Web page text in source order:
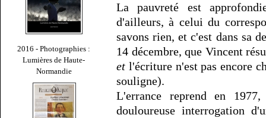
2016 - Photographies :
Lumières de Haute-
Normandie
La pauvreté est
d'ailleurs, à celui du
savons rien, et c'est dans sa
14 décembre, que Vincent
et l'écriture n'est pas encore
souligne).
L'errance reprend en
douloureuse interrogation